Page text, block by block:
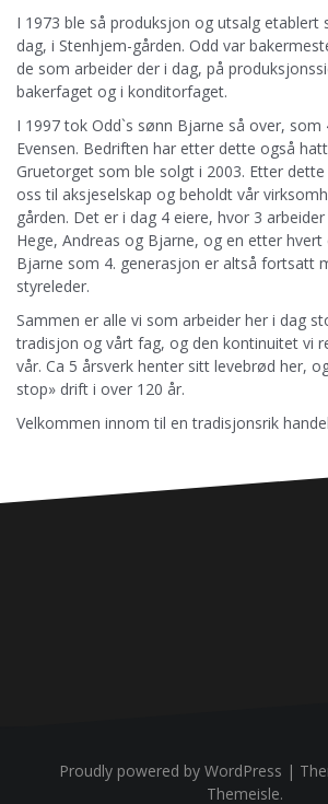
I 1973 ble så produksjon og utsalg etablert
dag, i Stenhjem-gården. Odd var
de som arbeider der i dag, på
bakerfaget og i konditorfaget.
I 1997 tok Odd`s sønn Bjarne så over, som
Evensen. Bedriften har etter dette også
Gruetorget som ble solgt i 2003. Etter
oss til aksjeselskap og beholdt vår
gården. Det er i dag 4 eiere, hvor 3
Hege, Andreas og Bjarne, og en etter hvert
Bjarne som 4. generasjon er altså fortsatt
styreleder.
Sammen er alle vi som arbeider her i dag
tradisjon og vårt fag, og den kontinuitet vi
vår. Ca 5 årsverk henter sitt levebrød her,
stop» drift i over 120 år.
Velkommen innom til en tradisjonsrik
Proudly powered by WordPress |
Themeisle.